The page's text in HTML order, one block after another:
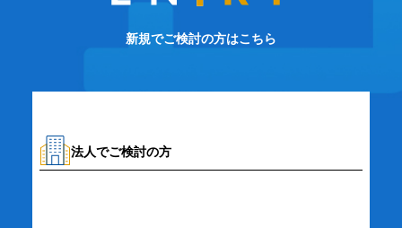
新規でご検討の方はこちら
法人でご検討の方